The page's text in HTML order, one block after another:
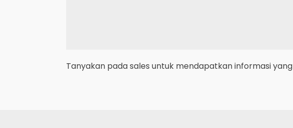
Tanyakan pada sales untuk mendapatkan informasi